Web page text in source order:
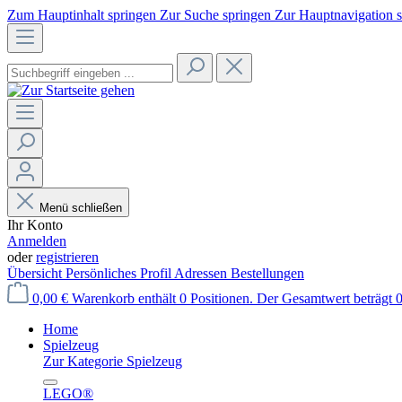
Zum Hauptinhalt springen Zur Suche springen Zur Hauptnavigation
Menü schließen
Ihr Konto
Anmelden
oderregistrieren
Übersicht Persönliches Profil Adressen Bestellungen
0,00 € Warenkorb enthält 0 Positionen. Der Gesamtwert beträgt
Home
Spielzeug
Zur Kategorie Spielzeug
LEGO®